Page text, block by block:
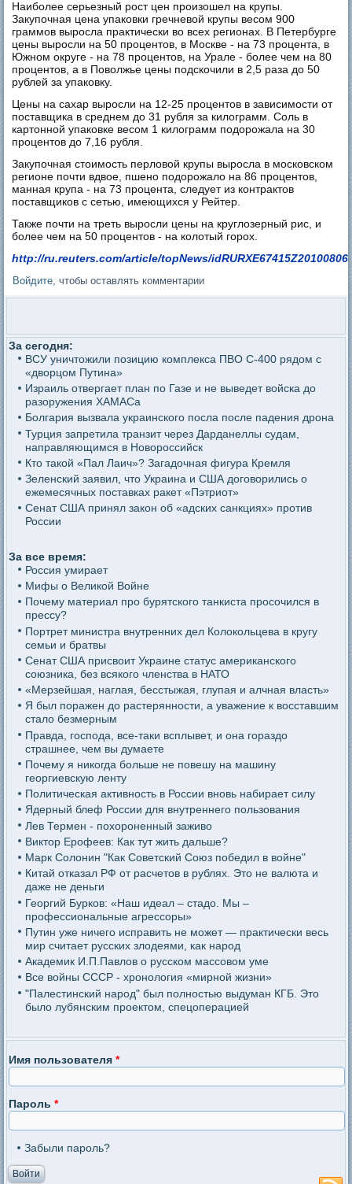
Наиболее серьезный рост цен произошел на крупы.
Закупочная цена упаковки гречневой крупы весом 900
граммов выросла практически во всех регионах. В Петербурге
цены выросли на 50 процентов, в Москве - на 73 процента, в
Южном округе - на 78 процентов, на Урале - более чем на 80
процентов, а в Поволжье цены подскочили в 2,5 раза до 50
рублей за упаковку.
Цены на сахар выросли на 12-25 процентов в зависимости от
поставщика в среднем до 31 рубля за килограмм. Соль в
картонной упаковке весом 1 килограмм подорожала на 30
процентов до 7,16 рубля.
Закупочная стоимость перловой крупы выросла в московском
регионе почти вдвое, пшено подорожало на 86 процентов,
манная крупа - на 73 процента, следует из контрактов
поставщиков с сетью, имеющихся у Рейтер.
Также почти на треть выросли цены на круглозерный рис, и
более чем на 50 процентов - на колотый горох.
http://ru.reuters.com/article/topNews/idRURXE67415Z20100806
Войдите , чтобы оставлять комментарии
За сегодня:
ВСУ уничтожили позицию комплекса ПВО С-400 рядом с
«дворцом Путина»
Израиль отвергает план по Газе и не выведет войска до
разоружения ХАМАСа
Болгария вызвала украинского посла после падения дрона
Турция запретила транзит через Дарданеллы судам,
направляющимся в Новороссийск
Кто такой «Пал Лаич»? Загадочная фигура Кремля
Зеленский заявил, что Украина и США договорились о
ежемесячных поставках ракет «Пэтриот»
Сенат США принял закон об «адских санкциях» против
России
За все время:
Россия умирает
Мифы о Великой Войне
Почему материал про бурятского танкиста просочился в
прессу?
Портрет министра внутренних дел Колокольцева в кругу
семьи и братвы
Сенат США присвоит Украине статус американского
союзника, без всякого членства в НАТО
«Мерзейшая, наглая, бесстыжая, глупая и алчная власть»
Я был поражен до растерянности, а уважение к восставшим
стало безмерным
Правда, господа, все-таки всплывет, и она гораздо
страшнее, чем вы думаете
Почему я никогда больше не повешу на машину
георгиевскую ленту
Политическая активность в России вновь набирает силу
Ядерный блеф России для внутреннего пользования
Лев Термен - похороненный заживо
Виктор Ерофеев: Как тут жить дальше?
Марк Солонин "Как Советский Союз победил в войне"
Китай отказал РФ от расчетов в рублях. Это не валюта и
даже не деньги
Георгий Бурков: «Наш идеал – стадо. Мы –
профессиональные агрессоры»
Путин уже ничего исправить не может — практически весь
мир считает русских злодеями, как народ
Академик И.П.Павлов о русском массовом уме
Все войны СССР - хронология «мирной жизни»
"Палестинский народ" был полностью выдуман КГБ. Это
было лубянским проектом, спецоперацией
Имя пользователя*
Пароль*
Забыли пароль?